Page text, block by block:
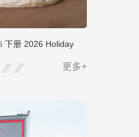
下册 2026 Holiday
更多+